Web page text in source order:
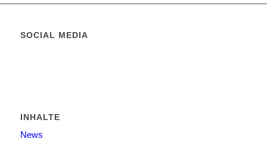
SOCIAL MEDIA
INHALTE
News